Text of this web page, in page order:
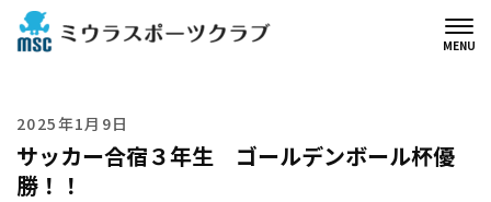
MENU
2025年1月9日
サッカー合宿３年生 ゴールデンボール杯優
勝！！